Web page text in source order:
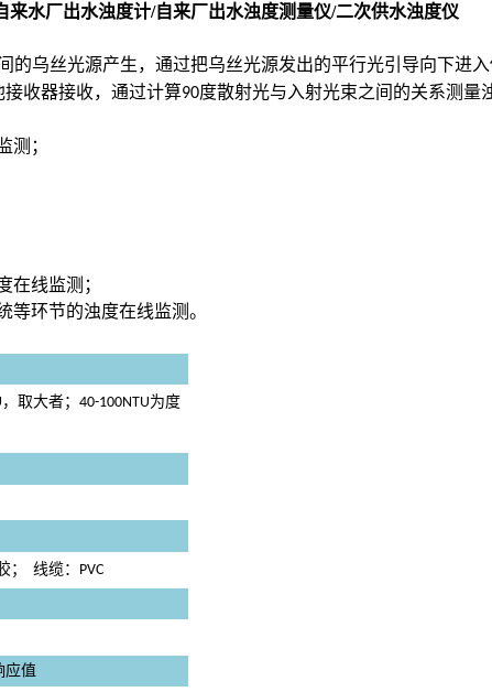
来水厂出水浊度计/自来厂出水浊度测量仪/二次供水浊度仪
的乌丝光源产生，通过把乌丝光源发出的平行光引导向下进
收器接收，通过计算90度散射光与入射光束之间的关系测量
测；
在线监测；
环节的浊度在线监测。
，取大者； 40-100NTU为度
； 线缆： PVC
应值